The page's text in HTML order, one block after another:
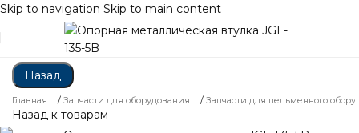
Skip to navigation Skip to main content
Назад
Главная / Запчасти для оборудования / Запчасти для пельменного
Назад к товарам